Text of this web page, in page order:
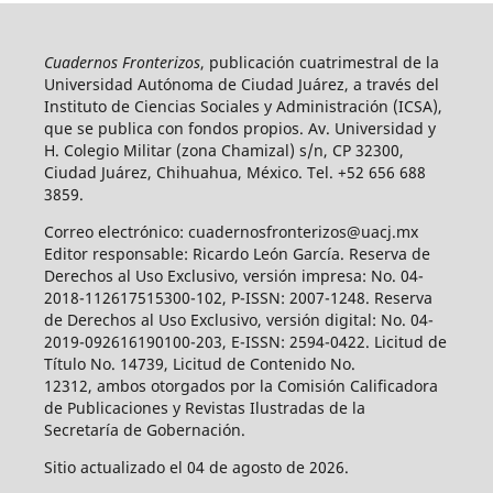
Cuadernos Fronterizos, publicación cuatrimestral de la
Universidad Autónoma de Ciudad Juárez, a través del
Instituto de Ciencias Sociales y Administración (ICSA),
que se publica con fondos propios. Av. Universidad y
H. Colegio Militar (zona Chamizal) s/n, CP 32300,
Ciudad Juárez, Chihuahua, México. Tel. +52 656 688
3859.
Correo electrónico: cuadernosfronterizos@uacj.mx
Editor responsable: Ricardo León García. Reserva de
Derechos al Uso Exclusivo, versión impresa: No. 04-
2018-112617515300-102, P-ISSN: 2007-1248. Reserva
de Derechos al Uso Exclusivo, versión digital: No. 04-
2019-092616190100-203, E-ISSN: 2594-0422. Licitud de
Título No. 14739, Licitud de Contenido No.
12312, ambos otorgados por la Comisión Calificadora
de Publicaciones y Revistas Ilustradas de la
Secretaría de Gobernación.
Sitio actualizado el 04 de agosto de 2026.